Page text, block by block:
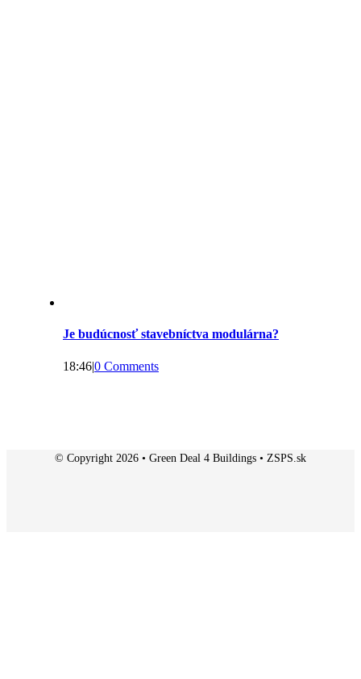
Je budúcnosť stavebníctva modulárna?
18:46|0 Comments
© Copyright 2026 • Green Deal 4 Buildings • ZSPS.sk